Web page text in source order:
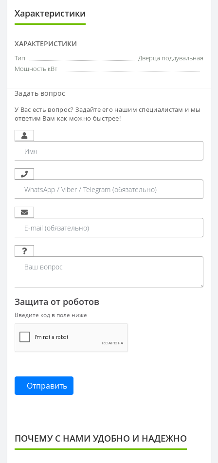
Характеристики
ХАРАКТЕРИСТИКИ
Тип
Дверца поддувальная
Мощность кВт
Задать вопрос
У Вас есть вопрос? Задайте его нашим специалистам и мы
ответим Вам как можно быстрее!
Защита от роботов
Введите код в поле ниже
Отправить
ПОЧЕМУ С НАМИ УДОБНО И НАДЕЖНО